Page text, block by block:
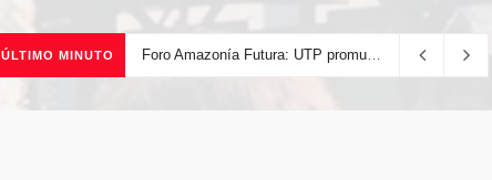
ÚLTIMO MINUTO Foro Amazonía Futura: UTP promueve la innovación tecnológica y el desarrollo sostenible de la Amazonía peruana